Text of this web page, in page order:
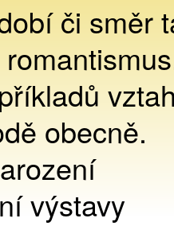
či směr
obecně.
výstavy